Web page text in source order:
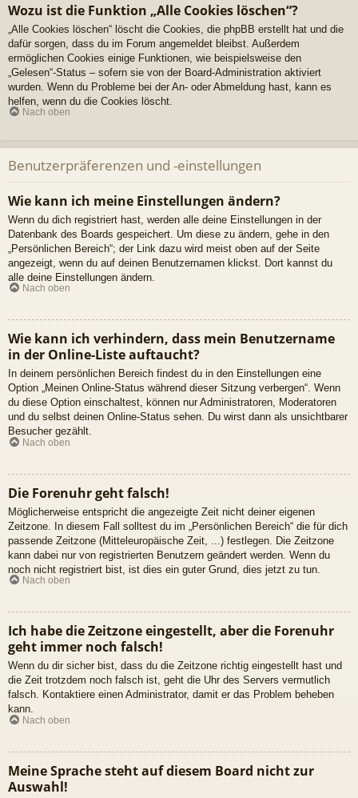
Wozu ist die Funktion „Alle Cookies löschen“?
„Alle Cookies löschen“ löscht die Cookies, die phpBB erstellt hat und die
dafür sorgen, dass du im Forum angemeldet bleibst. Außerdem
ermöglichen Cookies einige Funktionen, wie beispielsweise den
„Gelesen“-Status – sofern sie von der Board-Administration aktiviert
wurden. Wenn du Probleme bei der An- oder Abmeldung hast, kann es
helfen, wenn du die Cookies löscht.
Nach oben
Benutzerpräferenzen und -einstellungen
Wie kann ich meine Einstellungen ändern?
Wenn du dich registriert hast, werden alle deine Einstellungen in der
Datenbank des Boards gespeichert. Um diese zu ändern, gehe in den
„Persönlichen Bereich“; der Link dazu wird meist oben auf der Seite
angezeigt, wenn du auf deinen Benutzernamen klickst. Dort kannst du
alle deine Einstellungen ändern.
Nach oben
Wie kann ich verhindern, dass mein Benutzername
in der Online-Liste auftaucht?
In deinem persönlichen Bereich findest du in den Einstellungen eine
Option „Meinen Online-Status während dieser Sitzung verbergen“. Wenn
du diese Option einschaltest, können nur Administratoren, Moderatoren
und du selbst deinen Online-Status sehen. Du wirst dann als unsichtbarer
Besucher gezählt.
Nach oben
Die Forenuhr geht falsch!
Möglicherweise entspricht die angezeigte Zeit nicht deiner eigenen
Zeitzone. In diesem Fall solltest du im „Persönlichen Bereich“ die für dich
passende Zeitzone (Mitteleuropäische Zeit, ...) festlegen. Die Zeitzone
kann dabei nur von registrierten Benutzern geändert werden. Wenn du
noch nicht registriert bist, ist dies ein guter Grund, dies jetzt zu tun.
Nach oben
Ich habe die Zeitzone eingestellt, aber die Forenuhr
geht immer noch falsch!
Wenn du dir sicher bist, dass du die Zeitzone richtig eingestellt hast und
die Zeit trotzdem noch falsch ist, geht die Uhr des Servers vermutlich
falsch. Kontaktiere einen Administrator, damit er das Problem beheben
kann.
Nach oben
Meine Sprache steht auf diesem Board nicht zur
Auswahl!